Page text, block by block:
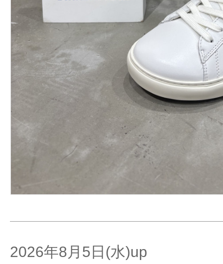
2026年8月5日(水)up